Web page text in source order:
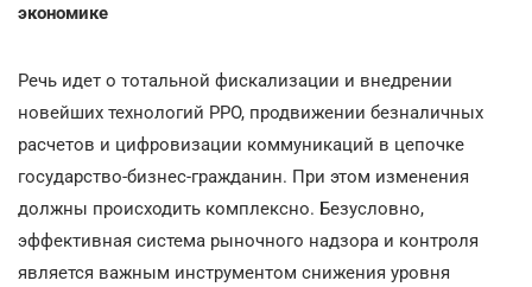
экономике
Речь идет о тотальной фискализации и внедрении
новейших технологий РРО, продвижении безналичных
расчетов и цифровизации коммуникаций в цепочке
государство-бизнес-гражданин. При этом изменения
должны происходить комплексно. Безусловно,
эффективная система рыночного надзора и контроля
является важным инструментом снижения уровня